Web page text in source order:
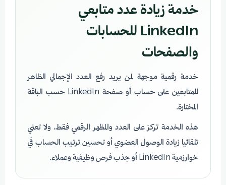
خدمة زيادة عدد متابعي
LinkedIn للحسابات
والصفحات
خدمة رقمية موجهة لمن يريد رفع العدد الإجمالي الظاهر
للمتابعين على حساب أو صفحة LinkedIn حسب الباقة
المختارة.
هذه الخدمة تركز على العدد والمظهر الرقمي فقط، ولا تعني
تلقائيا زيادة الوصول العضوي أو تحسين ترتيب الحساب في
خوارزمية LinkedIn أو جذب فرص وظيفية وعملاء.